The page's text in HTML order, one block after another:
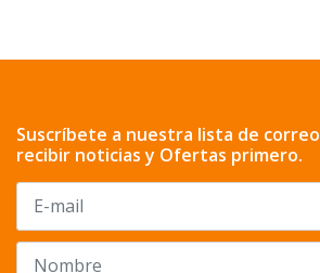
Suscríbete a nuestra lista de
recibir noticias y Ofertas primero.